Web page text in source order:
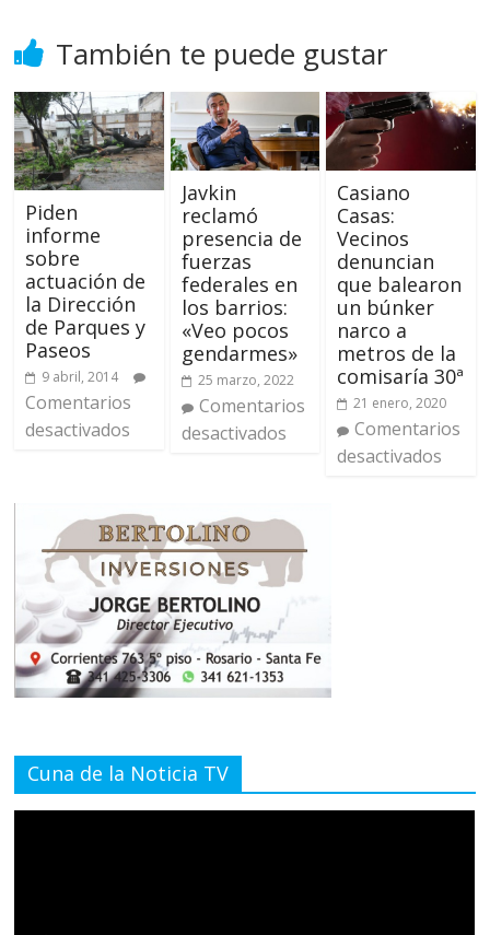
También te puede gustar
Piden
informe
sobre
actuación de
la Dirección
de Parques y
Paseos
9 abril, 2014
Comentarios
desactivados
Javkin
reclamó
presencia de
fuerzas
federales en
los barrios:
«Veo pocos
gendarmes»
25 marzo, 2022
Comentarios
desactivados
Casiano
Casas:
Vecinos
denuncian
que balearon
un búnker
narco a
metros de la
comisaría 30ª
21 enero, 2020
Comentarios
desactivados
Cuna de la Noticia TV